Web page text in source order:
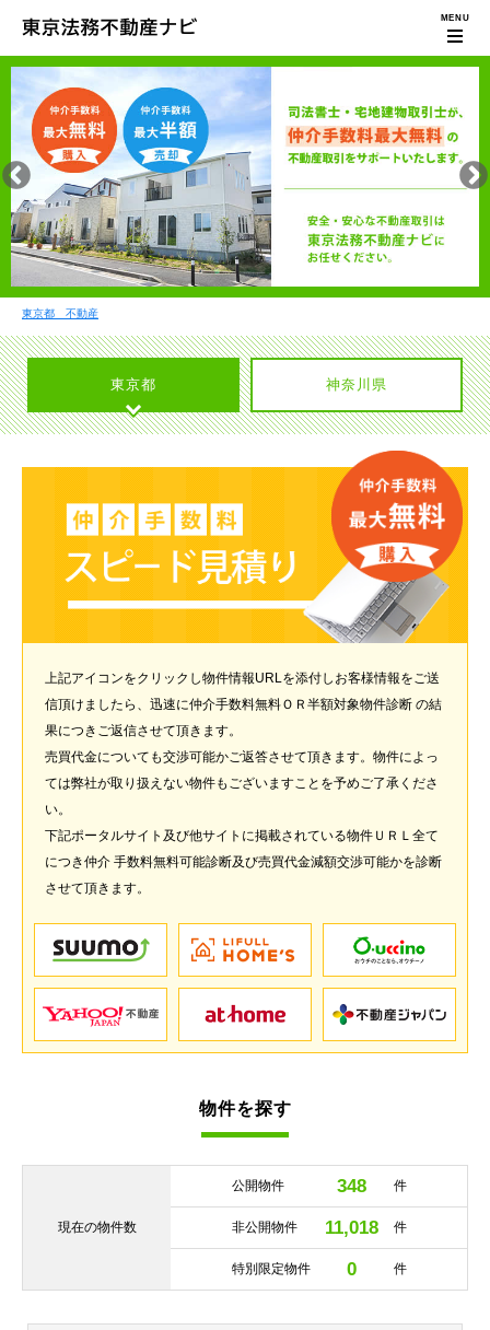
東京都 不動産
東京都 神奈川県
上記アイコンをクリックし物件情報URLを添付しお客様情報をご送
信頂けましたら、迅速に仲介手数料無料ＯＲ半額対象物件診断 の結
果につきご返信させて頂きます。
売買代金についても交渉可能かご返答させて頂きます。物件によっ
ては弊社が取り扱えない物件もございますことを予めご了承くださ
い。
下記ポータルサイト及び他サイトに掲載されている物件ＵＲＬ全て
につき仲介 手数料無料可能診断及び売買代金減額交渉可能かを診断
させて頂きます。
物件を探す
現在の物件数
公開物件 348 件
非公開物件 11,018 件
特別限定物件 0 件